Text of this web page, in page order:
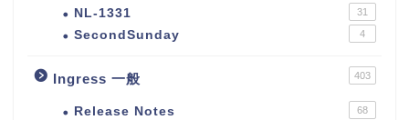
NL-1331 31
SecondSunday 4
Ingress 一般 403
Release Notes 68